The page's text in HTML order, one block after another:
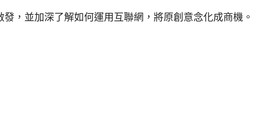
，並加深了解如何運用互聯網，將原創意念化成商機。